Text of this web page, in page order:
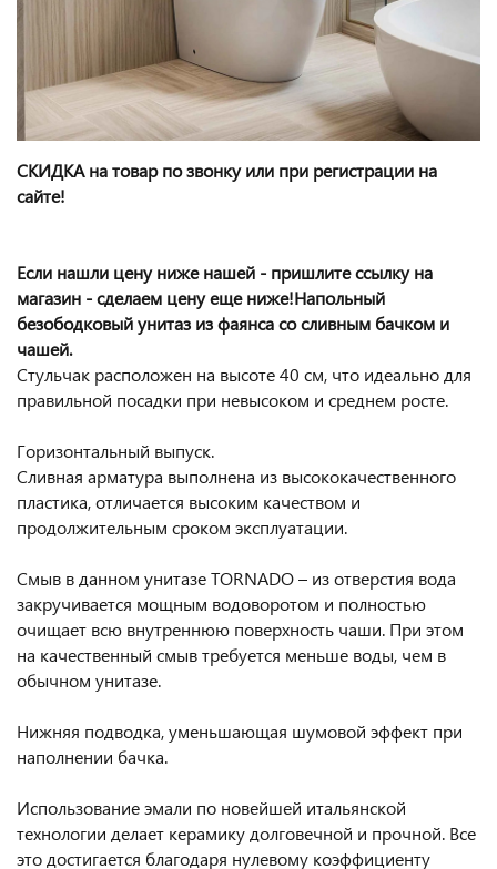
СКИДКА на товар по звонку или при регистрации на
сайте!
Если нашли цену ниже нашей - пришлите ссылку на
магазин - сделаем цену еще ниже!Напольный
безободковый унитаз из фаянса со сливным бачком и
чашей.
Стульчак расположен на высоте 40 см, что идеально для
правильной посадки при невысоком и среднем росте.
Горизонтальный выпуск.
Сливная арматура выполнена из высококачественного
пластика, отличается высоким качеством и
продолжительным сроком эксплуатации.
Смыв в данном унитазе TORNADO – из отверстия вода
закручивается мощным водоворотом и полностью
очищает всю внутреннюю поверхность чаши. При этом
на качественный смыв требуется меньше воды, чем в
обычном унитазе.
Нижняя подводка, уменьшающая шумовой эффект при
наполнении бачка.
Использование эмали по новейшей итальянской
технологии делает керамику долговечной и прочной. Все
это достигается благодаря нулевому коэффициенту